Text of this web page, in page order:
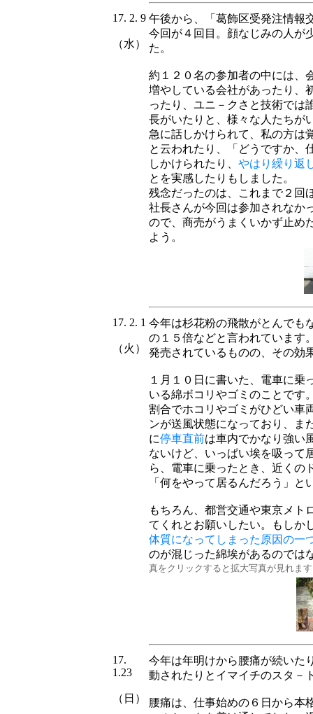
17. 2. 9
（水）
午後から、「葛飾区受発注情報
今回が４回目。顔なじみの人が
た。
約１２０名の参加者の中には、
増やしている会社があったり、
ったり、ユニ－クさと技術では
長がいたりと、様々な人たちが
急に話しかけられて、私の方は
と云われたり、「どうですか、
しかけられたり、 やはり繰り返
とを実感したりもしました。
残念だったのは、これまで２回
社長さんが今回は参加されなか
ので、商売がうまくいかず止め
よう。
17. 2. 1
（火）
今年は杉花粉の飛散がとんでも
の１５倍などと言われています
発売されているものの、その効
１月１０日に書いた、電車に乗
いる綿ボコリやゴミのことです
割合でホコリやゴミがひどい車
ンが送風状態になっており、ま
に停車直前は車内でかなり強い
ないけど、いっぱい埃を吸って
ら、電車に乗ったとき、近くの
「何をやって居るんだろう」
もちろん、都営交通や東京メト
てくれとお願いしたい。もしか
体質になってしまった原因の一
のが混じった綿埃があるの
真をクリックすると拡大写真が見れま
17.
1.23
（日）
今年は年明けから腰痛が続いた
動されたりとイマイチのスタ－
腰痛は、仕事始めの６日から本